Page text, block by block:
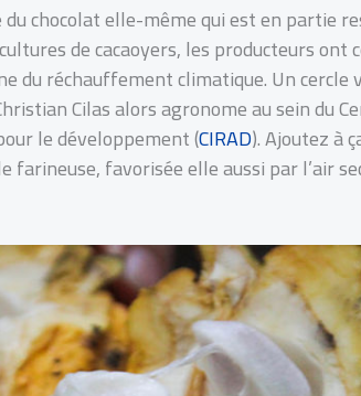
du chocolat elle-même qui est en partie
de cacaoyers, les producteurs ont
du réchauffement climatique. Un cercle
Cilas alors agronome au sein du
le développement (CIRAD). Ajoutez à
favorisée elle aussi par l’air